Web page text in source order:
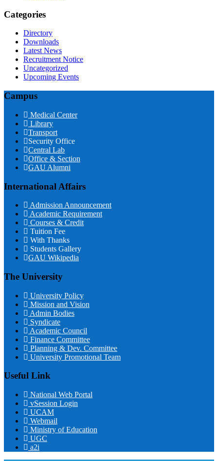
Categories
Directory
Downloads
Latest News
Recruitment Notice
Uncategorized
Upcoming Events
Campus
Medical Center
Library
Transport
Security Office
Central Lab
Office & Section
GAU Alumni
International Affairs
Admission Announcement
Academic Requirement
Courses & Credit
Tuition Fee
With Thanks
Students Gallery
GAU Wikipedia
The University
University Policy
Mission and Vision
Admin Bodies
Syndicate
Academic Council
Finance Committee
Planning & Dev. Committee
University Promotional Team
Useful Link
National Web Portal
vSession Login
UCAM
Webmail
Ministry of Education
UGC
a2i